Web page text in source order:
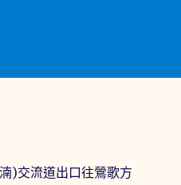
)交流道出口往鶯歌方